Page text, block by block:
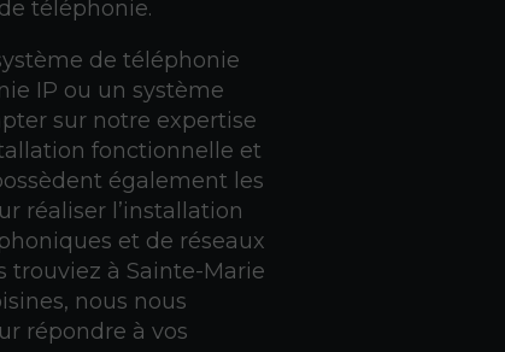
téléphonie.
de téléphonie
IP ou un système
sur notre expertise
fonctionnelle et
également les
réaliser l’installation
et de réseaux
trouviez à Sainte-Marie
nous nous
répondre à vos